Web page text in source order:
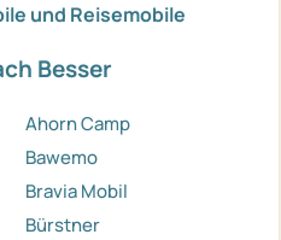
und Reisemobile
Besser
Ahorn Camp
Bawemo
Bravia Mobil
Bürstner